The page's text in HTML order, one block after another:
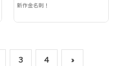
新作金名刺！
3 4 »